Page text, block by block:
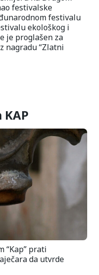
festivalske
festivalu
ekološkog i
je proglašen za
nagradu “Zlatni
“Kap” prati
da utvrde